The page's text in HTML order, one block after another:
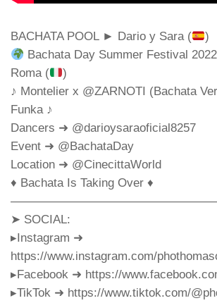
BACHATA POOL ► Dario y Sara (
)
Bachata Day Summer Festival
Roma (
)
♪ Montelier x @ZARNOTI (Bachata
Funka ♪
Dancers ➜ @darioysaraoficial8257
Event ➜ @BachataDay
Location ➜ @CinecittaWorld
♦️ Bachata Is Taking Over ♦️
➤ SOCIAL:
▸Instagram ➜
https://www.instagram.com/
▸Facebook ➜ https://
▸TikTok ➜ https://www.tiktok.com/